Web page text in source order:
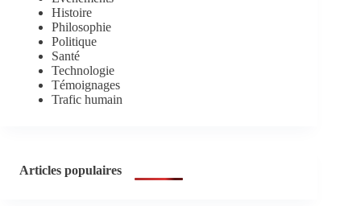
Histoire
Philosophie
Politique
Santé
Technologie
Témoignages
Trafic humain
Articles populaires